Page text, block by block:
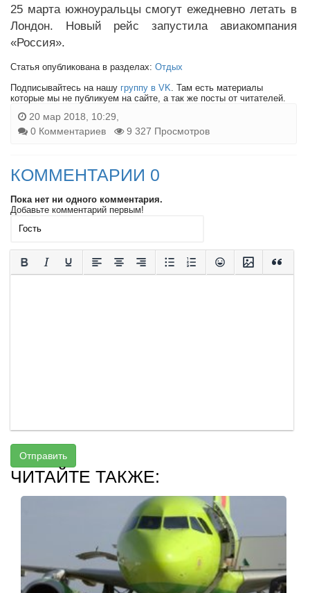
25 марта южноуральцы смогут ежедневно летать в
Лондон. Новый рейс запустила авиакомпания
«Россия».
Статья опубликована в разделах: Отдых
Подписывайтесь на нашу группу в VK . Там есть материалы
которые мы не публикуем на сайте, а так же посты от читателей.
20 мар 2018, 10:29,
0 Комментариев
9 327 Просмотров
КОММЕНТАРИИ 0
Пока нет ни одного комментария.
Добавьте комментарий первым!
Отправить
ЧИТАЙТЕ ТАКЖЕ: